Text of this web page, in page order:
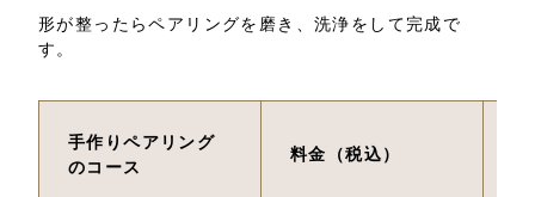
形が整ったらペアリングを磨き、洗浄をして完成で
す。
手作りペアリング
のコース
料金（税込）